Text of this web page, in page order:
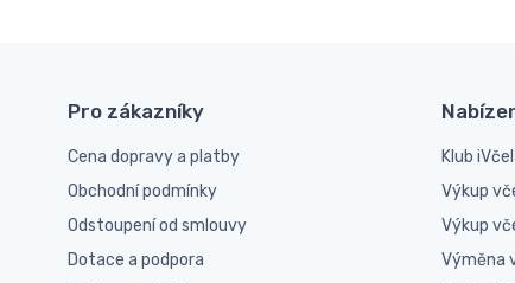
Pro zákazníky
Cena dopravy a platby
Obchodní podmínky
Odstoupení od smlouvy
Dotace a podpora
Klub
Výkup
Výkup
Výměna